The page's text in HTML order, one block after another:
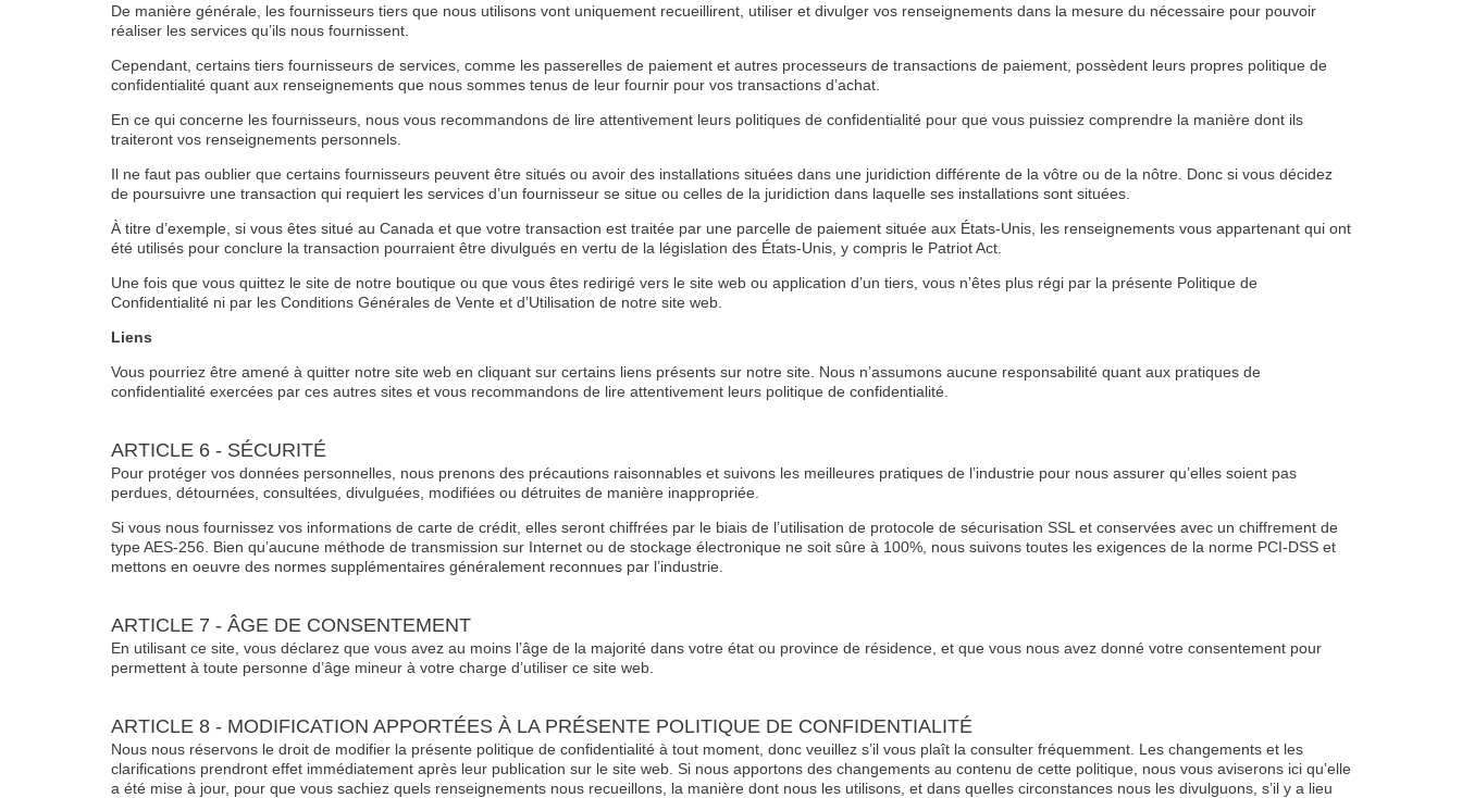
De manière générale, les fournisseurs tiers que nous utilisons vont uniquement recueillirent, utiliser et divulger vos renseignements dans la mesure du nécessaire pour pouvoir
réaliser les services qu’ils nous fournissent.
Cependant, certains tiers fournisseurs de services, comme les passerelles de paiement et autres processeurs de transactions de paiement, possèdent leurs propres politique de
confidentialité quant aux renseignements que nous sommes tenus de leur fournir pour vos transactions d’achat.
En ce qui concerne les fournisseurs, nous vous recommandons de lire attentivement leurs politiques de confidentialité pour que vous puissiez comprendre la manière dont ils
traiteront vos renseignements personnels.
Il ne faut pas oublier que certains fournisseurs peuvent être situés ou avoir des installations situées dans une juridiction différente de la vôtre ou de la nôtre. Donc si vous décidez
de poursuivre une transaction qui requiert les services d’un fournisseur se situe ou celles de la juridiction dans laquelle ses installations sont situées.
À titre d’exemple, si vous êtes situé au Canada et que votre transaction est traitée par une parcelle de paiement située aux États-Unis, les renseignements vous appartenant qui ont
été utilisés pour conclure la transaction pourraient être divulgués en vertu de la législation des États-Unis, y compris le Patriot Act.
Une fois que vous quittez le site de notre boutique ou que vous êtes redirigé vers le site web ou application d’un tiers, vous n’êtes plus régi par la présente Politique de
Confidentialité ni par les Conditions Générales de Vente et d’Utilisation de notre site web.
Liens
Vous pourriez être amené à quitter notre site web en cliquant sur certains liens présents sur notre site. Nous n’assumons aucune responsabilité quant aux pratiques de
confidentialité exercées par ces autres sites et vous recommandons de lire attentivement leurs politique de confidentialité.
ARTICLE 6 - SÉCURITÉ
Pour protéger vos données personnelles, nous prenons des précautions raisonnables et suivons les meilleures pratiques de l’industrie pour nous assurer qu’elles soient pas
perdues, détournées, consultées, divulguées, modifiées ou détruites de manière inappropriée.
Si vous nous fournissez vos informations de carte de crédit, elles seront chiffrées par le biais de l’utilisation de protocole de sécurisation SSL et conservées avec un chiffrement de
type AES-256. Bien qu’aucune méthode de transmission sur Internet ou de stockage électronique ne soit sûre à 100%, nous suivons toutes les exigences de la norme PCI-DSS et
mettons en oeuvre des normes supplémentaires généralement reconnues par l’industrie.
ARTICLE 7 - ÂGE DE CONSENTEMENT
En utilisant ce site, vous déclarez que vous avez au moins l’âge de la majorité dans votre état ou province de résidence, et que vous nous avez donné votre consentement pour
permettent à toute personne d’âge mineur à votre charge d’utiliser ce site web.
ARTICLE 8 - MODIFICATION APPORTÉES À LA PRÉSENTE POLITIQUE DE CONFIDENTIALITÉ
Nous nous réservons le droit de modifier la présente politique de confidentialité à tout moment, donc veuillez s’il vous plaît la consulter fréquemment. Les changements et les
clarifications prendront effet immédiatement après leur publication sur le site web. Si nous apportons des changements au contenu de cette politique, nous vous aviserons ici qu’elle
a été mise à jour, pour que vous sachiez quels renseignements nous recueillons, la manière dont nous les utilisons, et dans quelles circonstances nous les divulguons, s’il y a lieu